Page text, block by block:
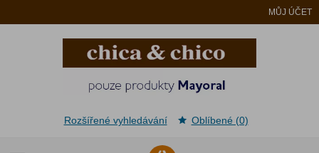
MŮJ ÚČET
Rozšířené vyhledávání Oblíbené (0)